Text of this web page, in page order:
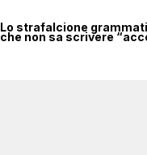
Lo strafalcione
che non sa scrivere